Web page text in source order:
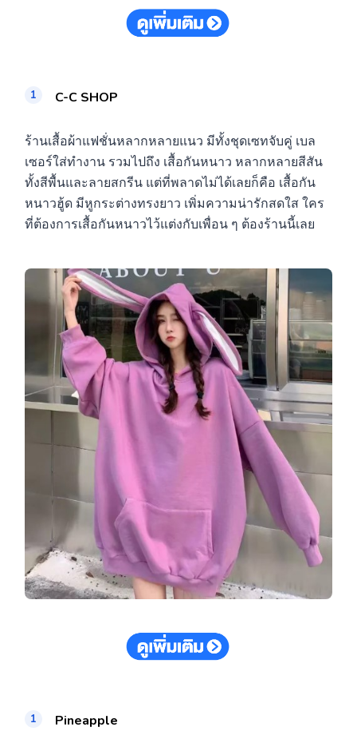
C-C SHOP
ร้านเสื้อผ้าแฟชั่นหลากหลายแนว มีทั้งชุดเซทจับคู่ เบล
เซอร์ใส่ทำงาน รวมไปถึง เสื้อกันหนาว หลากหลายสีสัน
ทั้งสีพื้นและลายสกรีน แต่ที่พลาดไม่ได้เลยก็คือ เสื้อกัน
หนาวฮู้ด มีหูกระต่างทรงยาว เพิ่มความน่ารักสดใส ใคร
ที่ต้องการเสื้อกันหนาวไว้แต่งกับเพื่อน ๆ ต้องร้านนี้เลย
Pineapple